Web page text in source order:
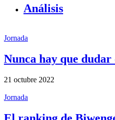
Análisis
Jornada
Nunca hay que
21 octubre 2022
Jornada